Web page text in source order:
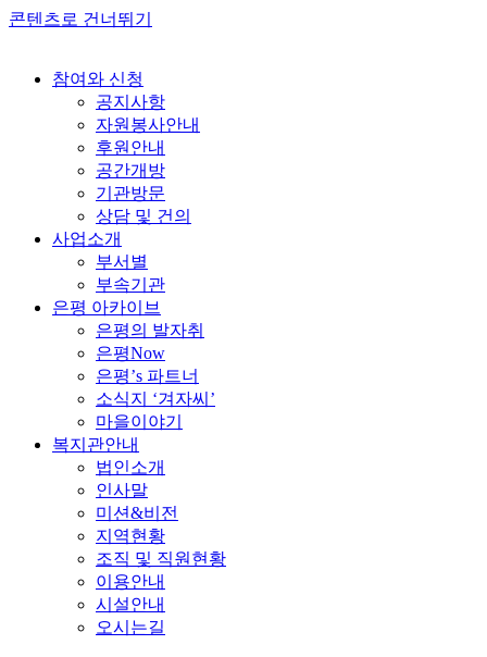
콘텐츠로 건너뛰기
참여와 신청
공지사항
자원봉사안내
후원안내
공간개방
기관방문
상담 및 건의
사업소개
부서별
부속기관
은평 아카이브
은평의 발자취
은평Now
은평’s 파트너
소식지 ‘겨자씨’
마을이야기
복지관안내
법인소개
인사말
미션&비전
지역현황
조직 및 직원현황
이용안내
시설안내
오시는길